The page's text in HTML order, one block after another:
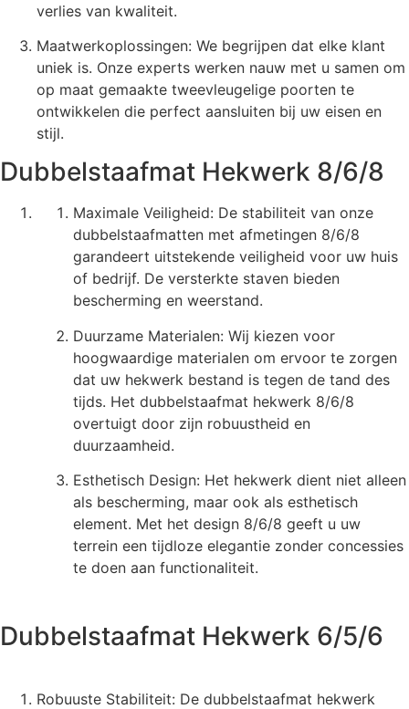
verlies van kwaliteit.
Maatwerkoplossingen: We begrijpen dat elke klant
uniek is. Onze experts werken nauw met u samen om
op maat gemaakte tweevleugelige poorten te
ontwikkelen die perfect aansluiten bij uw eisen en
stijl.
Dubbelstaafmat Hekwerk 8/6/8
Maximale Veiligheid: De stabiliteit van onze
dubbelstaafmatten met afmetingen 8/6/8
garandeert uitstekende veiligheid voor uw huis
of bedrijf. De versterkte staven bieden
bescherming en weerstand.
Duurzame Materialen: Wij kiezen voor
hoogwaardige materialen om ervoor te zorgen
dat uw hekwerk bestand is tegen de tand des
tijds. Het dubbelstaafmat hekwerk 8/6/8
overtuigt door zijn robuustheid en
duurzaamheid.
Esthetisch Design: Het hekwerk dient niet alleen
als bescherming, maar ook als esthetisch
element. Met het design 8/6/8 geeft u uw
terrein een tijdloze elegantie zonder concessies
te doen aan functionaliteit.
Dubbelstaafmat Hekwerk 6/5/6
Robuuste Stabiliteit: De dubbelstaafmat hekwerk